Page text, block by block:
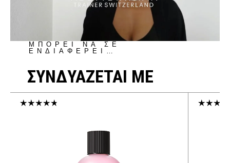
ΜΠΟΡΕΙ ΝΑ ΣΕ
ΕΝΔΙΑΦΕΡΕΙ…
ΣΥΝΔΥΑΖΕΤΑΙ ΜΕ